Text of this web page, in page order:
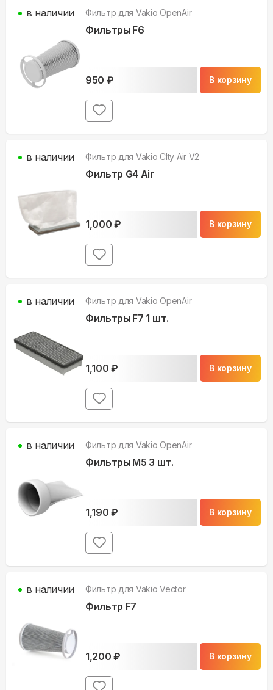
Фильтр для Vakio OpenAir
Фильтры F6
950 ₽ В корзину
в наличии
Фильтр для Vakio СIty Air V2
Фильтр G4 Air
1,000 ₽ В корзину
в наличии
Фильтр для Vakio OpenAir
Фильтры F7 1 шт.
1,100 ₽ В корзину
в наличии
Фильтр для Vakio OpenAir
Фильтры M5 3 шт.
1,190 ₽ В корзину
в наличии
Фильтр для Vakio Vector
Фильтр F7
1,200 ₽ В корзину
в наличии